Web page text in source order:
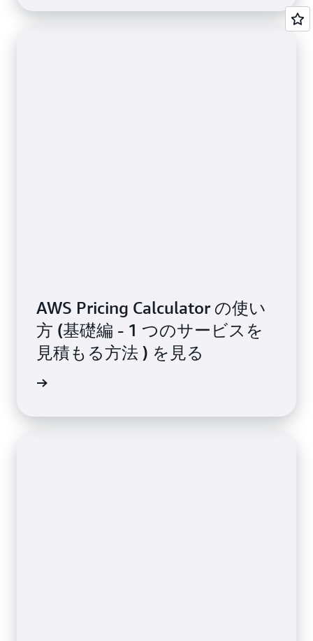
AWS Pricing Calculator の使い
方 (基礎編 - 1 つのサービスを
見積もる方法 ) を見る